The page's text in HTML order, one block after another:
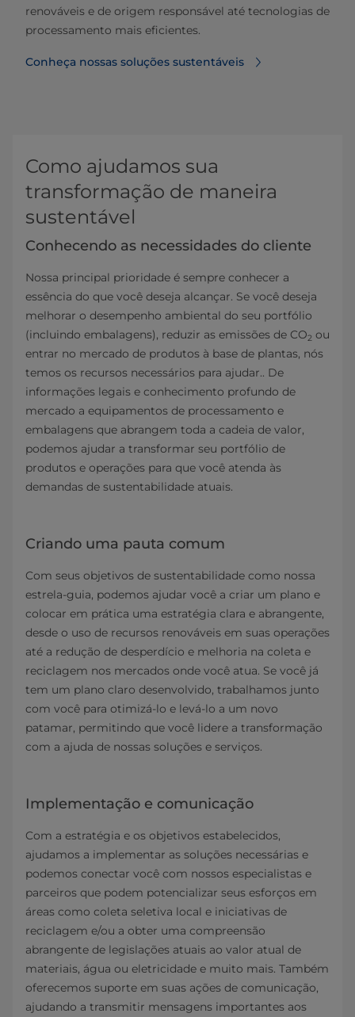
renováveis e de origem responsável até tecnologias de
processamento mais eficientes.
Conheça nossas soluções sustentáveis
Como ajudamos sua
transformação de maneira
sustentável
Conhecendo as necessidades do cliente
Nossa principal prioridade é sempre conhecer a
essência do que você deseja alcançar. Se você deseja
melhorar o desempenho ambiental do seu portfólio
(incluindo embalagens), reduzir as emissões de CO2 ou
entrar no mercado de produtos à base de plantas, nós
temos os recursos necessários para ajudar.. De
informações legais e conhecimento profundo de
mercado a equipamentos de processamento e
embalagens que abrangem toda a cadeia de valor,
podemos ajudar a transformar seu portfólio de
produtos e operações para que você atenda às
demandas de sustentabilidade atuais.
Criando uma pauta comum
Com seus objetivos de sustentabilidade como nossa
estrela-guia, podemos ajudar você a criar um plano e
colocar em prática uma estratégia clara e abrangente,
desde o uso de recursos renováveis em suas operações
até a redução de desperdício e melhoria na coleta e
reciclagem nos mercados onde você atua. Se você já
tem um plano claro desenvolvido, trabalhamos junto
com você para otimizá-lo e levá-lo a um novo
patamar, permitindo que você lidere a transformação
com a ajuda de nossas soluções e serviços.
Implementação e comunicação
Com a estratégia e os objetivos estabelecidos,
ajudamos a implementar as soluções necessárias e
podemos conectar você com nossos especialistas e
parceiros que podem potencializar seus esforços em
áreas como coleta seletiva local e iniciativas de
reciclagem e/ou a obter uma compreensão
abrangente de legislações atuais ao valor atual de
materiais, água ou eletricidade e muito mais. Também
oferecemos suporte em suas ações de comunicação,
ajudando a transmitir mensagens importantes aos